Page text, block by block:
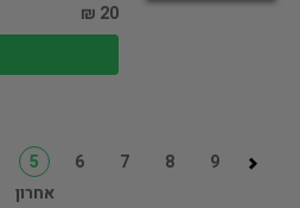
20 ₪
5 6 7 8
9
אחרון